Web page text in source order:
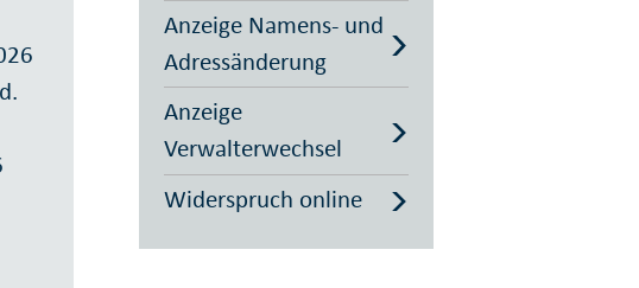
Anzeige Namens- und
Adressänderung
Anzeige
Verwalterwechsel
Widerspruch online